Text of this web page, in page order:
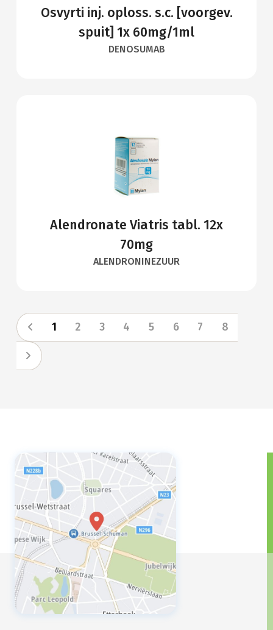
Osvyrti inj. oploss. s.c. [voorgev.
spuit] 1x 60mg/1ml
DENOSUMAB
Alendronate Viatris tabl. 12x
70mg
ALENDRONINEZUUR
1 2 3 4 5 6 7 8